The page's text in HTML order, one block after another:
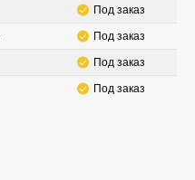
Под заказ
Под заказ
Под заказ
Под заказ